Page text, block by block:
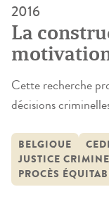
2016
La
Belgique,
Cette recherche
décisions
de preuve
des liens que
recherche aborde
traduit la
BELGIQUE
JUSTICE
PROCÈS